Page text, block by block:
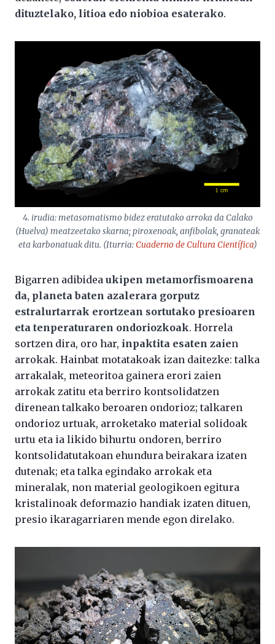
dituztelako, litioa edo niobioa esaterako.
4. irudia: metasomatismo bidez eratutako arroka da Calako
(Huelva) meatzeetako skarna; piroxenoak, anfibolak, granateak
eta karbonatuak ditu. (Iturria:Cuaderno de Cultura Científica)
Bigarren adibidea ukipen metamorfismoarena
da, planeta baten azalerara gorputz
estralurtarrak erortzean sortutako presioaren
eta tenperaturaren ondoriozkoak. Horrela
sortzen dira, oro har, inpaktita esaten zaien
arrokak. Hainbat motatakoak izan daitezke: talka
arrakalak, meteoritoa gainera erori zaien
arrokak zatitu eta berriro kontsolidatzen
direnean talkako beroaren ondorioz; talkaren
ondorioz urtuak, arroketako material solidoak
urtu eta ia likido bihurtu ondoren, berriro
kontsolidatutakoan ehundura beirakara izaten
dutenak; eta talka egindako arrokak eta
mineralak, non material geologikoen egitura
kristalinoak deformazio handiak izaten dituen,
presio ikaragarriaren mende egon direlako.